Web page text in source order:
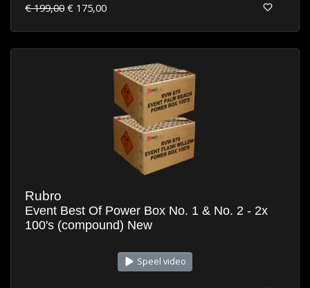
€ 199,00 € 175,00
Rubro
Event Best Of Power Box No. 1 & No. 2 - 2x
100's (compound) New
Speel video